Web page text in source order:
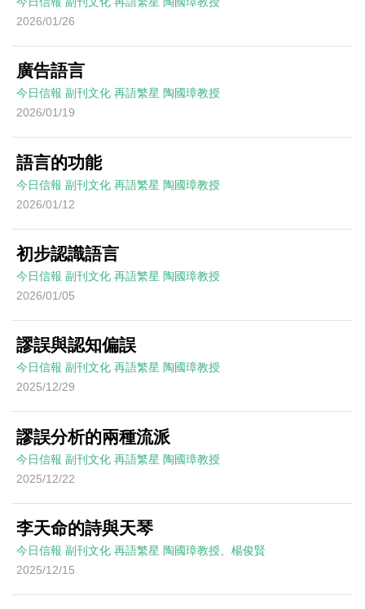
2026/01/26
廣告語言
今日信報 副刊文化 再語繁星 陶國璋教授
2026/01/19
語言的功能
今日信報 副刊文化 再語繁星 陶國璋教授
2026/01/12
初步認識語言
今日信報 副刊文化 再語繁星 陶國璋教授
2026/01/05
謬誤與認知偏誤
今日信報 副刊文化 再語繁星 陶國璋教授
2025/12/29
謬誤分析的兩種流派
今日信報 副刊文化 再語繁星 陶國璋教授
2025/12/22
李天命的詩與天琴
今日信報 副刊文化 再語繁星 陶國璋教授、楊俊賢
2025/12/15